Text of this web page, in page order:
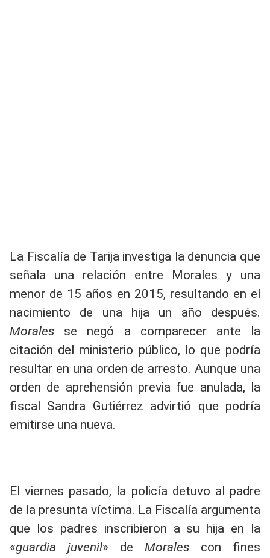
La Fiscalía de Tarija investiga la denuncia que
señala una relación entre Morales y una
menor de 15 años en 2015, resultando en el
nacimiento de una hija un año después.
Morales se negó a comparecer ante la
citación del ministerio público, lo que podría
resultar en una orden de arresto. Aunque una
orden de aprehensión previa fue anulada, la
fiscal Sandra Gutiérrez advirtió que podría
emitirse una nueva.
El viernes pasado, la policía detuvo al padre
de la presunta víctima. La Fiscalía argumenta
que los padres inscribieron a su hija en la
«guardia juvenil» de Morales con fines